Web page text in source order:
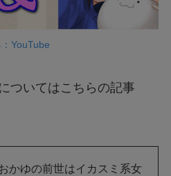
YouTube
ついてはこちらの記事
かゆの前世はイカスミ系女